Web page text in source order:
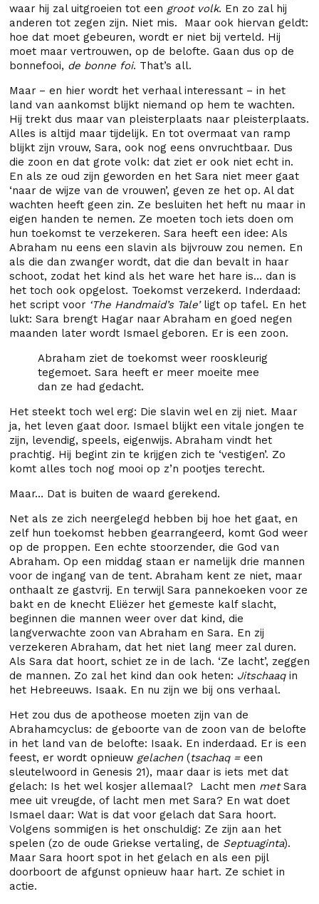
waar hij zal uitgroeien tot een groot volk. En zo zal hij
anderen tot zegen zijn. Niet mis. Maar ook hiervan geldt:
hoe dat moet gebeuren, wordt er niet bij verteld. Hij
moet maar vertrouwen, op de belofte. Gaan dus op de
bonnefooi, de bonne foi. That’s all.
Maar – en hier wordt het verhaal interessant – in het
land van aankomst blijkt niemand op hem te wachten.
Hij trekt dus maar van pleisterplaats naar pleisterplaats.
Alles is altijd maar tijdelijk. En tot overmaat van ramp
blijkt zijn vrouw, Sara, ook nog eens onvruchtbaar. Dus
die zoon en dat grote volk: dat ziet er ook niet echt in.
En als ze oud zijn geworden en het Sara niet meer gaat
‘naar de wijze van de vrouwen’, geven ze het op. Al dat
wachten heeft geen zin. Ze besluiten het heft nu maar in
eigen handen te nemen. Ze moeten toch iets doen om
hun toekomst te verzekeren. Sara heeft een idee: Als
Abraham nu eens een slavin als bijvrouw zou nemen. En
als die dan zwanger wordt, dat die dan bevalt in haar
schoot, zodat het kind als het ware het hare is… dan is
het toch ook opgelost. Toekomst verzekerd. Inderdaad:
het script voor ‘The Handmaid’s Tale’ligt op tafel. En het
lukt: Sara brengt Hagar naar Abraham en goed negen
maanden later wordt Ismael geboren. Er is een zoon.
Abraham ziet de toekomst weer rooskleurig
tegemoet. Sara heeft er meer moeite mee
dan ze had gedacht.
Het steekt toch wel erg: Die slavin wel en zij niet. Maar
ja, het leven gaat door. Ismael blijkt een vitale jongen te
zijn, levendig, speels, eigenwijs. Abraham vindt het
prachtig. Hij begint zin te krijgen zich te ‘vestigen’. Zo
komt alles toch nog mooi op z’n pootjes terecht.
Maar… Dat is buiten de waard gerekend.
Net als ze zich neergelegd hebben bij hoe het gaat, en
zelf hun toekomst hebben gearrangeerd, komt God weer
op de proppen. Een echte stoorzender, die God van
Abraham. Op een middag staan er namelijk drie mannen
voor de ingang van de tent. Abraham kent ze niet, maar
onthaalt ze gastvrij. En terwijl Sara pannekoeken voor ze
bakt en de knecht Eliëzer het gemeste kalf slacht,
beginnen die mannen weer over dat kind, die
langverwachte zoon van Abraham en Sara. En zij
verzekeren Abraham, dat het niet lang meer zal duren.
Als Sara dat hoort, schiet ze in de lach. ‘Ze lacht’, zeggen
de mannen. Zo zal het kind dan ook heten: Jitschaaqin
het Hebreeuws. Isaak. En nu zijn we bij ons verhaal.
Het zou dus de apotheose moeten zijn van de
Abrahamcyclus: de geboorte van de zoon van de belofte
in het land van de belofte: Isaak. En inderdaad. Er is een
feest, er wordt opnieuw gelachen (tsachaq = een
sleutelwoord in Genesis 21), maar daar is iets met dat
gelach: Is het wel kosjer allemaal? Lacht men metSara
mee uit vreugde, of lacht men met Sara? En wat doet
Ismael daar: Wat is dat voor gelach dat Sara hoort.
Volgens sommigen is het onschuldig: Ze zijn aan het
spelen (zo de oude Griekse vertaling, de Septuaginta).
Maar Sara hoort spot in het gelach en als een pijl
doorboort de afgunst opnieuw haar hart. Ze schiet in
actie.